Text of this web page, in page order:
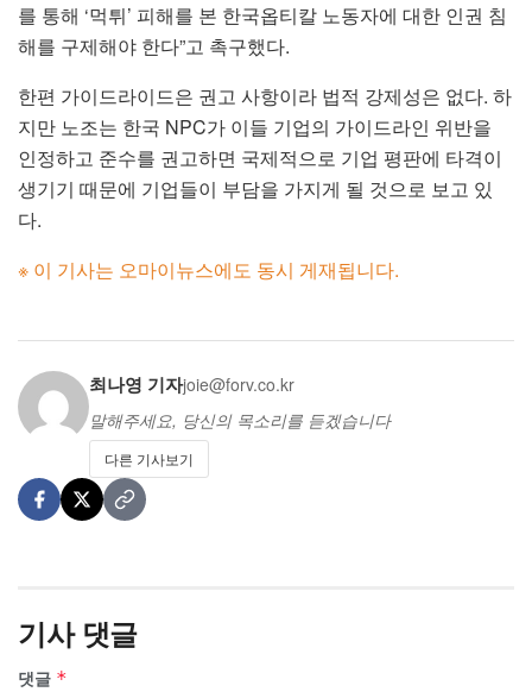
를 통해 ‘먹튀’ 피해를 본 한국옵티칼 노동자에 대한 인권 침
해를 구제해야 한다”고 촉구했다.
한편 가이드라이드은 권고 사항이라 법적 강제성은 없다. 하
지만 노조는 한국 NPC가 이들 기업의 가이드라인 위반을
인정하고 준수를 권고하면 국제적으로 기업 평판에 타격이
생기기 때문에 기업들이 부담을 가지게 될 것으로 보고 있
다.
※ 이 기사는 오마이뉴스에도 동시 게재됩니다.
최나영 기자joie@forv.co.kr
말해주세요, 당신의 목소리를 듣겠습니다
다른 기사보기
기사 댓글
댓글 *